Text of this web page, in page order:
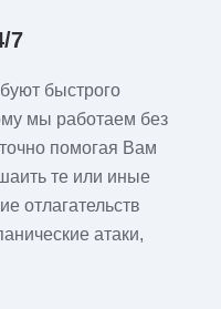
7
быстрого
мы работаем без
помогая Вам
те или иные
отлагательств
атаки,